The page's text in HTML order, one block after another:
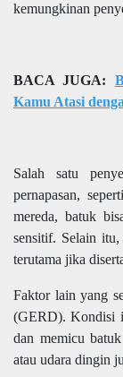
kemungkinan
BACA JUGA:
Kamu Atasi
Salah satu
pernapasan,
mereda, batuk
sensitif. Selain
terutama jika
Faktor lain yang
(GERD). Kondisi
dan memicu
atau udara dingin